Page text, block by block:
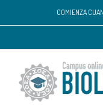
COMIENZA
Este sitio web utiliza
mejor servicio. Si
uso.